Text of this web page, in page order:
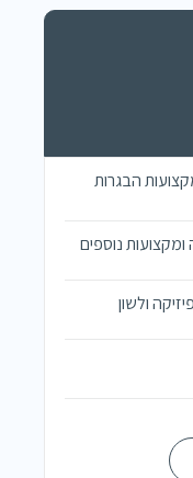
הבגרות
נוספים
ולשון